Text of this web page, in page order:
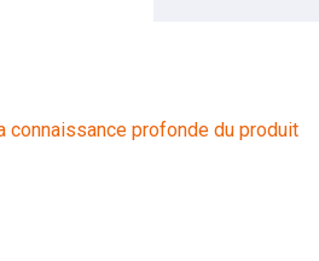
connaissance profonde du produit